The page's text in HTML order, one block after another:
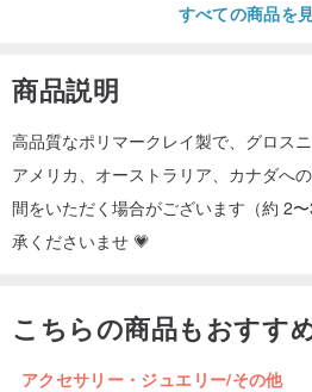
すべての商品を
商品説明
高品質なポリマークレイ製で、グロス
アメリカ、オーストラリア、カナダへ
間をいただく場合がございます（約 2
承くださいませ 💗
こちらの商品もおすす
アクセサリー・ジュエリー/その他